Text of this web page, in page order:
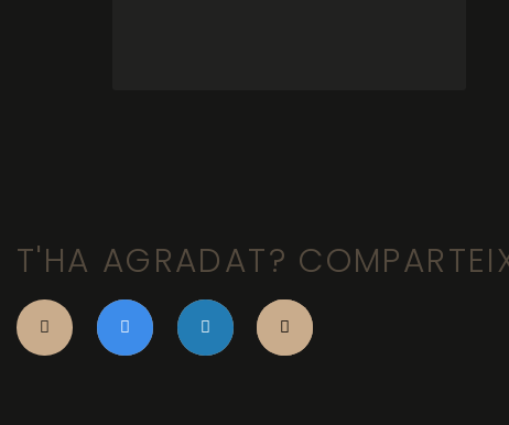
T'HA AGRADAT?